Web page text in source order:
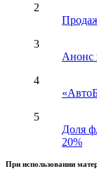
2
3
Анонс
4
5
Доля
20%
При использовании